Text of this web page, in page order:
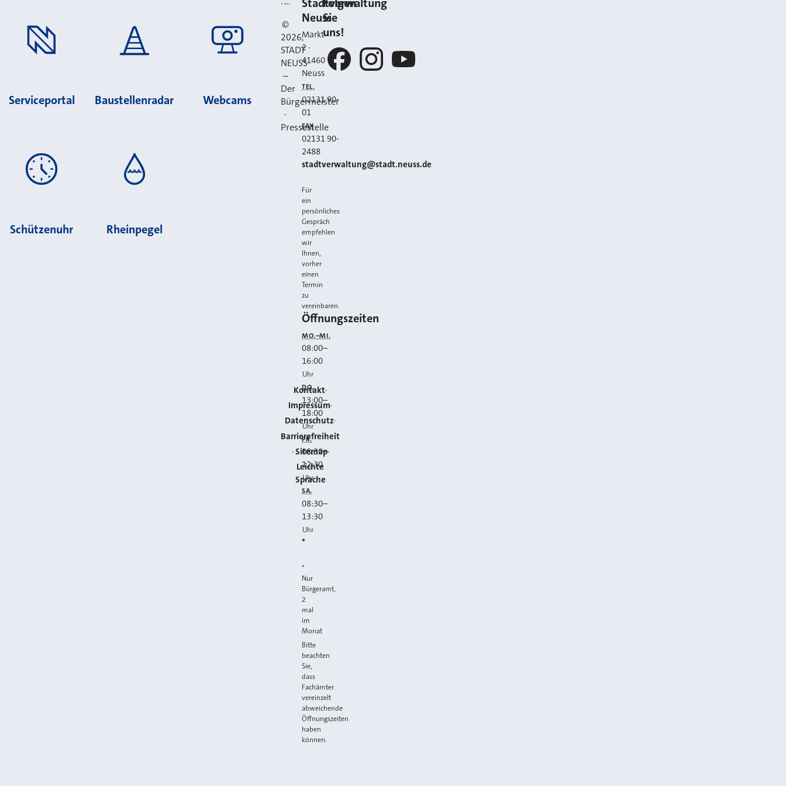
Serviceportal Baustellenradar Webcams
Schützenuhr Rheinpegel
©
2026,
STADT
NEUSS
–
Der
Bürgermeister
·
Pressestelle
Kontakt
Impressum
Datenschutz
Barrierefreiheit
Sitemap
Leichte
Sprache
Kontakt
Stadtverwaltung
Neuss
Markt
2 ·
41460
Neuss
TEL.
02131 90-
01
FAX
02131 90-
2488
E-MAIL
stadtverwaltung@stadt.neuss.de
Für
ein
persönliches
Gespräch
empfehlen
wir
Ihnen,
vorher
einen
Termin
zu
vereinbaren.
Öffnungszeiten
MO.–MI.
08:00–
16:00
Uhr
DO.
13:00–
18:00
Uhr
FR.
08:30–
12:30
Uhr
SA.
08:30–
13:30
Uhr
*
*
Nur
Bürgeramt,
2
mal
im
Monat
Bitte
beachten
Sie,
dass
Fachämter
vereinzelt
abweichende
Öffnungszeiten
haben
können.
Folgen
Sie
uns!